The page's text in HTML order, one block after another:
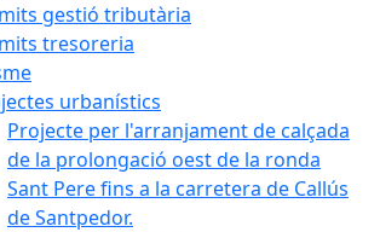
gestió tributària
tresoreria
urbanístics
Projecte per l'arranjament de calçada
de la prolongació oest de la ronda
Sant Pere fins a la carretera de Callús
de Santpedor.